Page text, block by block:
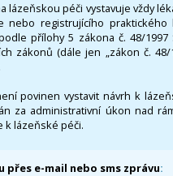
lázeňskou péči vystavuje vždy
nebo registrujícího
přílohy 5 zákona č. 48/
zákonů (dále jen „zákon č.
povinen vystavit návrh k
za administrativní úkon nad
k lázeňské péči.
přes e-mail nebo sms zprávu: